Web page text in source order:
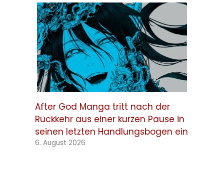
After God Manga tritt nach der
Rückkehr aus einer kurzen Pause in
seinen letzten Handlungsbogen ein
6. August 2026